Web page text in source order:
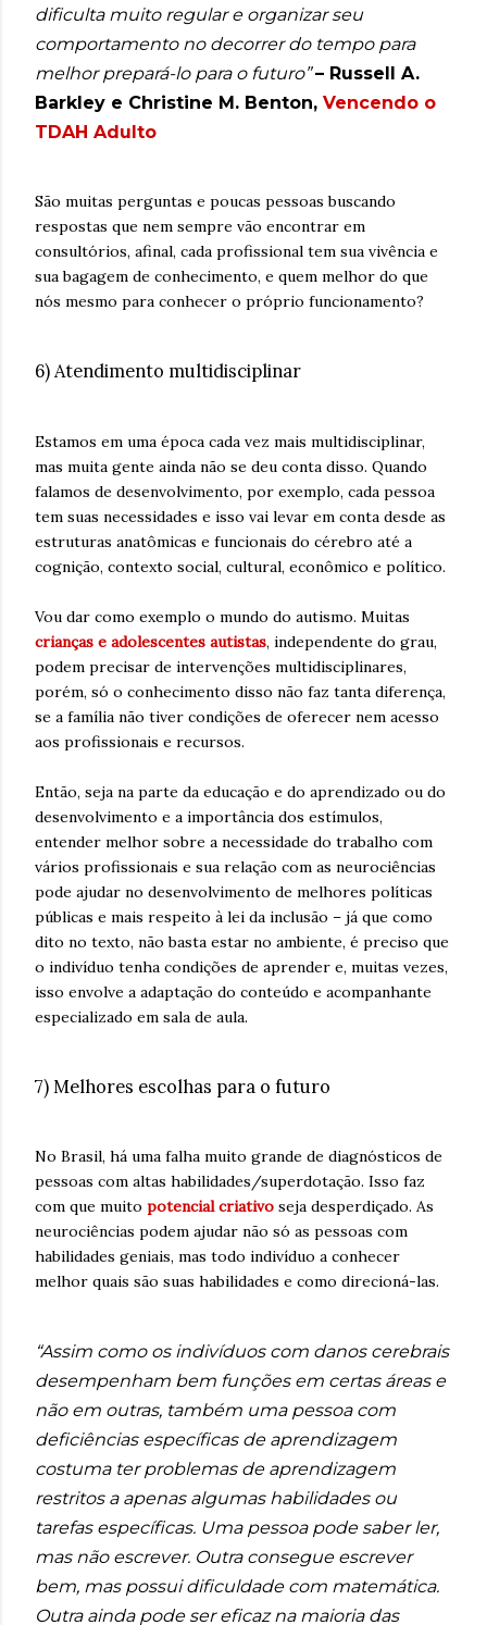
dificulta muito regular e organizar seu
comportamento no decorrer do tempo para
melhor prepará-lo para o futuro” – Russell A.
Barkley e Christine M. Benton, Vencendo o
TDAH Adulto
São muitas perguntas e poucas pessoas buscando
respostas que nem sempre vão encontrar em
consultórios, afinal, cada profissional tem sua vivência e
sua bagagem de conhecimento, e quem melhor do que
nós mesmo para conhecer o próprio funcionamento?
6) Atendimento multidisciplinar
Estamos em uma época cada vez mais multidisciplinar,
mas muita gente ainda não se deu conta disso. Quando
falamos de desenvolvimento, por exemplo, cada pessoa
tem suas necessidades e isso vai levar em conta desde as
estruturas anatômicas e funcionais do cérebro até a
cognição, contexto social, cultural, econômico e político.
Vou dar como exemplo o mundo do autismo. Muitas
crianças e adolescentes autistas, independente do grau,
podem precisar de intervenções multidisciplinares,
porém, só o conhecimento disso não faz tanta diferença,
se a família não tiver condições de oferecer nem acesso
aos profissionais e recursos.
Então, seja na parte da educação e do aprendizado ou do
desenvolvimento e a importância dos estímulos,
entender melhor sobre a necessidade do trabalho com
vários profissionais e sua relação com as neurociências
pode ajudar no desenvolvimento de melhores políticas
públicas e mais respeito à lei da inclusão – já que como
dito no texto, não basta estar no ambiente, é preciso que
o indivíduo tenha condições de aprender e, muitas vezes,
isso envolve a adaptação do conteúdo e acompanhante
especializado em sala de aula.
7) Melhores escolhas para o futuro
No Brasil, há uma falha muito grande de diagnósticos de
pessoas com altas habilidades/superdotação. Isso faz
com que muito potencial criativo seja desperdiçado. As
neurociências podem ajudar não só as pessoas com
habilidades geniais, mas todo indivíduo a conhecer
melhor quais são suas habilidades e como direcioná-las.
“Assim como os indivíduos com danos cerebrais
desempenham bem funções em certas áreas e
não em outras, também uma pessoa com
deficiências específicas de aprendizagem
costuma ter problemas de aprendizagem
restritos a apenas algumas habilidades ou
tarefas específicas. Uma pessoa pode saber ler,
mas não escrever. Outra consegue escrever
bem, mas possui dificuldade com matemática.
Outra ainda pode ser eficaz na maioria das